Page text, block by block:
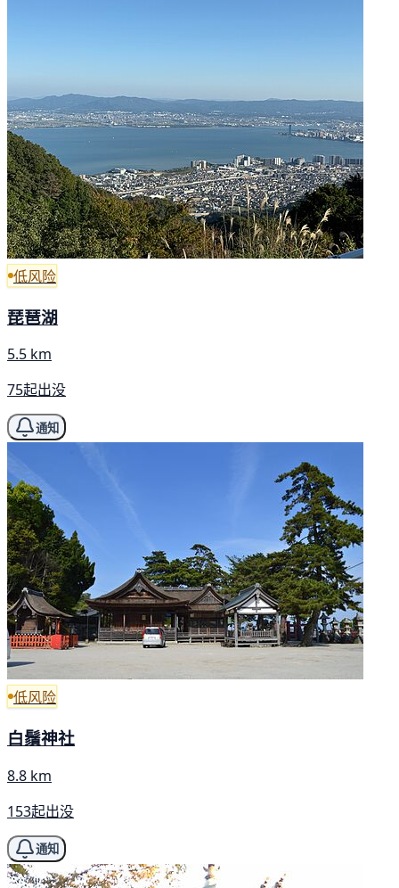
低风险
琵琶湖
5.5 km
75起出没
通知
低风险
白鬚神社
8.8 km
153起出没
通知